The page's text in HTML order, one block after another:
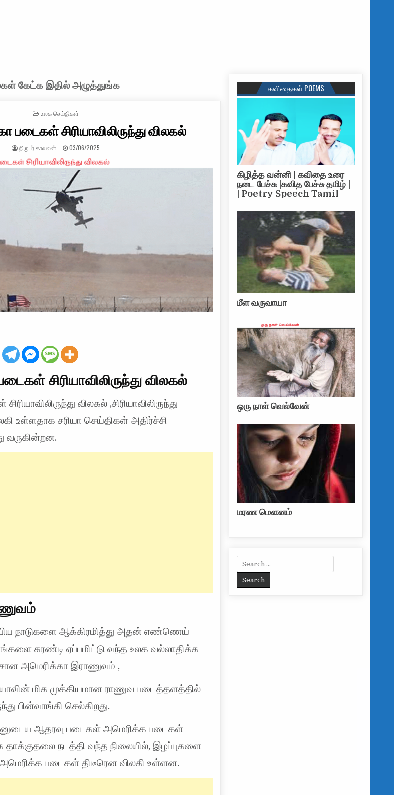
கேட்க இதில் அழுத்துங்க
POSTED IN
உலக செய்திகள்
படைகள் சிரியாவிலிருந்து விலகல்
AUTHOR:
நிருபர் காவலன் PUBLISHED DATE:
03/06/2025
சிரியாவிலிருந்து விலகல்
விலகல் ,சிரியாவிலிருந்து
உள்ளதாக சரியா செய்திகள் அதிர்ச்சி
வருகின்றன.
நாடுகளை ஆக்கிரமித்து அதன் எண்ணெய்
சுரண்டி ஏப்பமிட்டு வந்த உலக வல்லாதிக்க
அமெரிக்கா இராணுவம் ,
மிக முக்கியமான ராணுவ படைத்தளத்தில்
பின்வாங்கி செல்கிறது.
ஆதரவு படைகள் அமெரிக்க படைகள்
நடத்தி வந்த நிலையில், இழப்புகளை
படைகள் திடீரென விலகி உள்ளன.
கவிதைகள் POEMS
கிழித்த வன்னி | கவிதை உரை
நடை பேச்சு |கவித பேச்சு தமிழ் |
| Poetry Speech Tamil
மீள வருவாயா
ஒரு நாள் வெல்வேன்
மரண மௌனம்
Search for: